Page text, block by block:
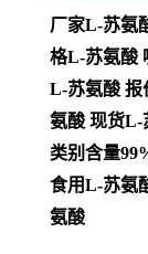
厂家L-苏氨
格L-苏氨酸
L-苏氨酸 报
氨酸 现货L-
类别含量
食用L-苏氨
氨酸